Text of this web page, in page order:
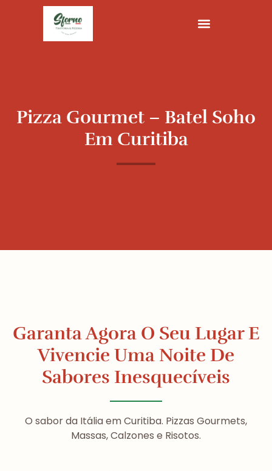
Pizza Gourmet – Batel Soho
Em Curitiba
Garanta Agora O Seu Lugar E
Vivencie Uma Noite De
Sabores Inesquecíveis
O sabor da Itália em Curitiba. Pizzas Gourmets,
Massas, Calzones e Risotos.